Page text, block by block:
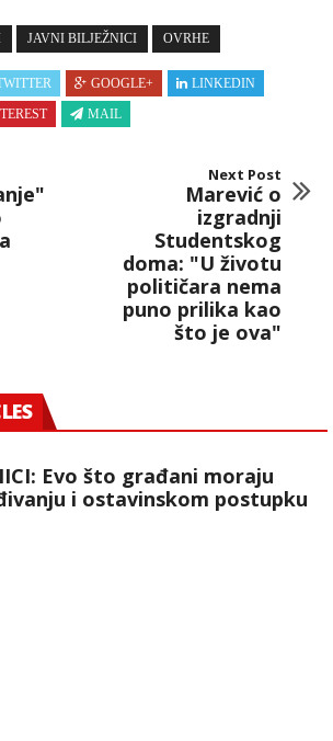
JAVNI BILJEŽNICI OVRHE
GOOGLE+
LINKEDIN
MAIL
Next Post
Marević o
izgradnji
Studentskog
doma: "U životu
političara nema
puno prilika kao
što je ova"
Evo što građani moraju
i ostavinskom postupku